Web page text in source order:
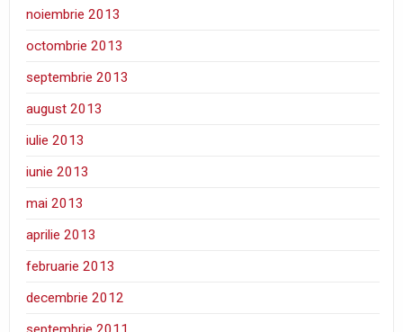
noiembrie 2013
octombrie 2013
septembrie 2013
august 2013
iulie 2013
iunie 2013
mai 2013
aprilie 2013
februarie 2013
decembrie 2012